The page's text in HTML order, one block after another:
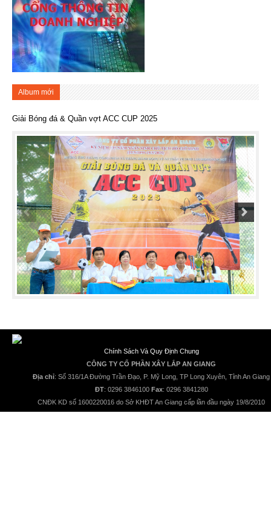
Album mới
Giải Bóng đá & Quần vợt ACC CUP 2025
Chính Sách Và Quy Định Chung
CÔNG TY CỔ PHẦN XÂY LẮP AN GIANG
Địa chỉ: Số 316/1A Đường Trần Đạo, P. Mỹ Long, TP Long Xuyên, Tỉnh An Giang
ĐT: 0296 3846100 Fax: 0296 3841280
CNĐK KD số 1600220016 do Sở KHĐT An Giang cấp lần đầu ngày 19/8/2010